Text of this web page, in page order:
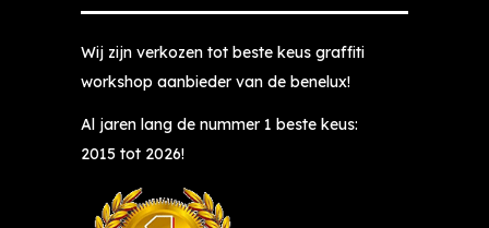
Wij zijn verkozen tot beste keus graffiti
workshop aanbieder van de benelux!
Al jaren lang de nummer 1 beste keus:
2015 tot 2026!